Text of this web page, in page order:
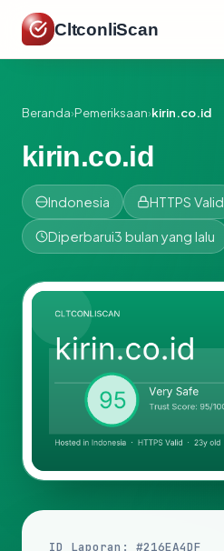
CltconliScan
Beranda›Pemeriksaan›kirin.co.id
kirin.co.id
Indonesia HTTPS Valid
Diperbarui3 bulan yang lalu
ID Laporan: #216EA4DF